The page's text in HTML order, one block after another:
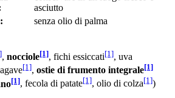
asciutto
senza olio di palma
, nocciole[1], fichi essiccati[1], uva
[1], ostie di frumento integrale[1]
[1], fecola di patate[1], olio di colza[1])